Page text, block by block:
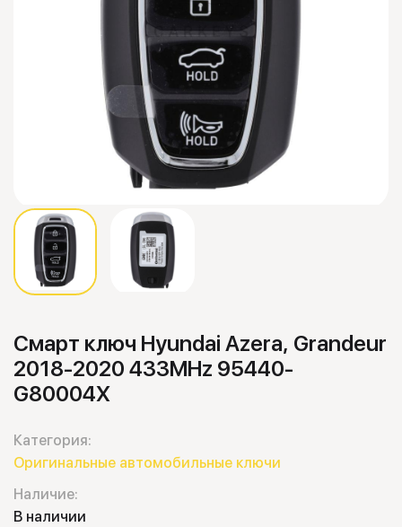
Смарт ключ Hyundai Azera, Grandeur
2018-2020 433MHz 95440-
G80004X
Категория:
Оригинальные автомобильные ключи
Наличие:
В наличии